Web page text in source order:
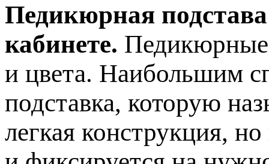
Педикюрная подстава
кабинете. Педикюрные
и цвета. Наибольшим
подставка, которую
легкая конструкция,